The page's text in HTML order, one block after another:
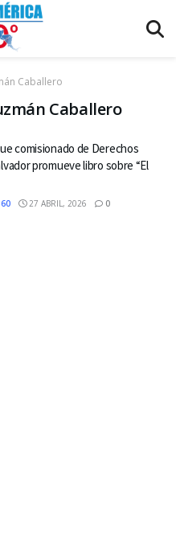
Caballero
Caballero
comisionado de Derechos
promueve libro sobre “El
27 ABRIL, 2026 0